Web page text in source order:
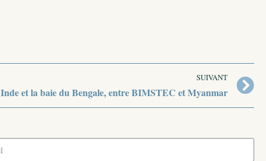
SUIVANT
et la baie du Bengale, entre BIMSTEC et Myanmar